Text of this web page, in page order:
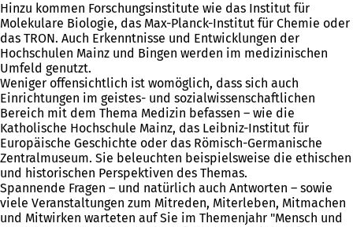
Hinzu kommen Forschungsinstitute wie das Institut für
Molekulare Biologie, das Max-Planck-Institut für Chemie oder
das TRON. Auch Erkenntnisse und Entwicklungen der
Hochschulen Mainz und Bingen werden im medizinischen
Umfeld genutzt.
Weniger offensichtlich ist womöglich, dass sich auch
Einrichtungen im geistes- und sozialwissenschaftlichen
Bereich mit dem Thema Medizin befassen – wie die
Katholische Hochschule Mainz, das Leibniz-Institut für
Europäische Geschichte oder das Römisch-Germanische
Zentralmuseum. Sie beleuchten beispielsweise die ethischen
und historischen Perspektiven des Themas.
Spannende Fragen – und natürlich auch Antworten – sowie
viele Veranstaltungen zum Mitreden, Miterleben, Mitmachen
und Mitwirken warteten auf Sie im Themenjahr "Mensch und